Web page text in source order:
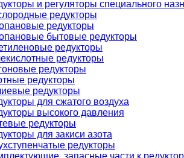
и регуляторы специального
редукторы
редукторы
бытовые редукторы
редукторы
редукторы
редукторы
редукторы
редукторы
для сжатого воздуха
высокого давления
редукторы
для закиси азота
редукторы
запасные части к